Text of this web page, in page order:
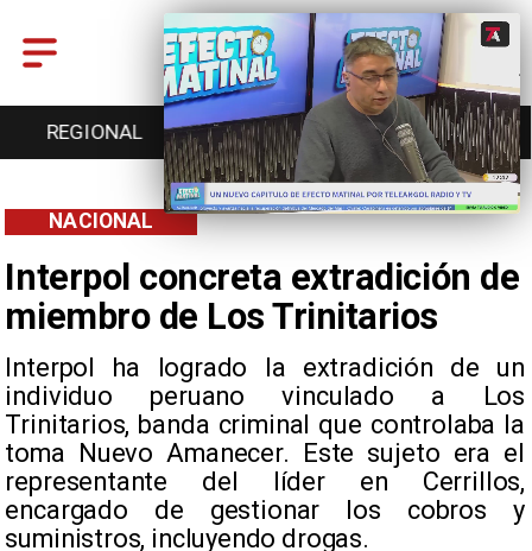
REGIONAL ENTRETENCIÓN DEPORTES
Interpol concreta extradición de
miembro de Los Trinitarios
Interpol ha logrado la extradición de un
individuo peruano vinculado a Los
Trinitarios, banda criminal que controlaba la
toma Nuevo Amanecer. Este sujeto era el
representante del líder en Cerrillos,
encargado de gestionar los cobros y
suministros, incluyendo drogas.
NACIONAL